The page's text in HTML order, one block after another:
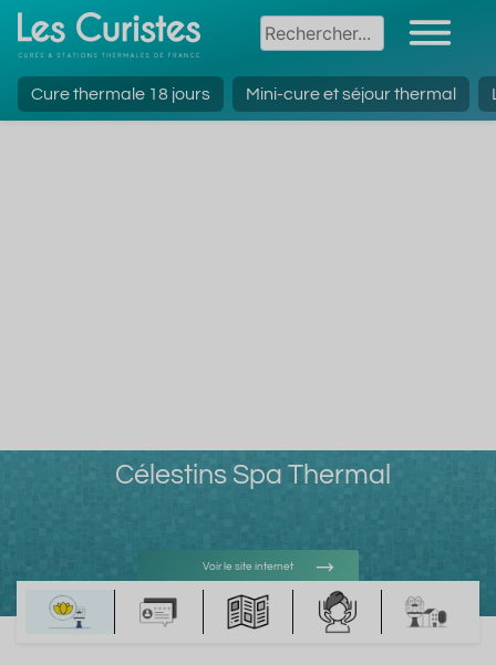
Cure thermale 18 jours Mini-cure et séjour thermal
Célestins Spa Thermal
Voir le site internet
Voir l'adresse e-mail